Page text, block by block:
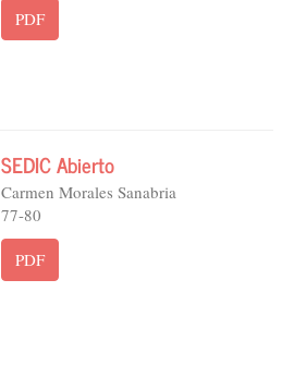
PDF
SEDIC Abierto
Carmen Morales Sanabria
77-80
PDF